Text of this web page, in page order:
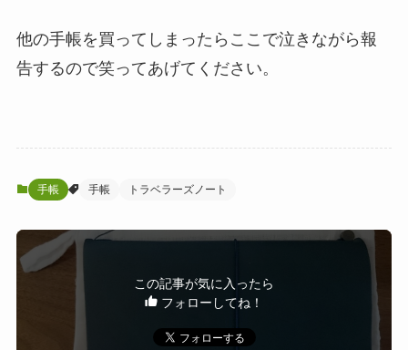
他の手帳を買ってしまったらここで泣きながら報
告するので笑ってあげてください。
手帳 手帳 トラベラーズノート
この記事が気に入ったら
フォローしてね！